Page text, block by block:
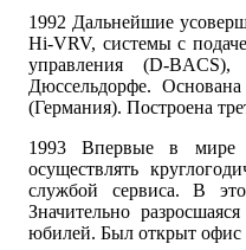
1992 Дальнейшие
Hi-VRV, системы с
управления (D-
Дюссельдорфе.
(Германия). Построена
1993 Впервые в мире
осуществлять
службой сервиса. В
Значительно
юбилей. Был открыт